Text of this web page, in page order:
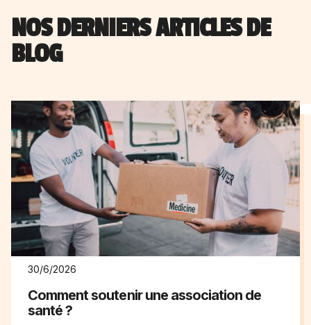
NOS DERNIERS ARTICLES DE
BLOG
30/6/2026
Comment soutenir une association de
santé ?